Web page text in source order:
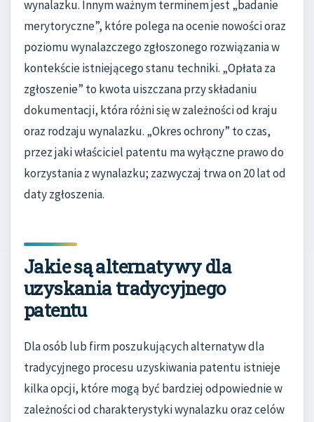
wynalazku. Innym ważnym terminem jest „badanie
merytoryczne”, które polega na ocenie nowości oraz
poziomu wynalazczego zgłoszonego rozwiązania w
kontekście istniejącego stanu techniki. „Opłata za
zgłoszenie” to kwota uiszczana przy składaniu
dokumentacji, która różni się w zależności od kraju
oraz rodzaju wynalazku. „Okres ochrony” to czas,
przez jaki właściciel patentu ma wyłączne prawo do
korzystania z wynalazku; zazwyczaj trwa on 20 lat od
daty zgłoszenia.
Jakie są alternatywy dla
uzyskania tradycyjnego
patentu
Dla osób lub firm poszukujących alternatyw dla
tradycyjnego procesu uzyskiwania patentu istnieje
kilka opcji, które mogą być bardziej odpowiednie w
zależności od charakterystyki wynalazku oraz celów